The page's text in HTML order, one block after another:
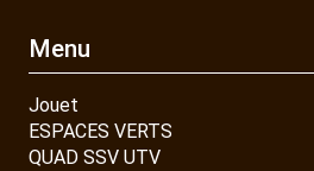
Menu
Jouet
ESPACES VERTS
QUAD SSV UTV